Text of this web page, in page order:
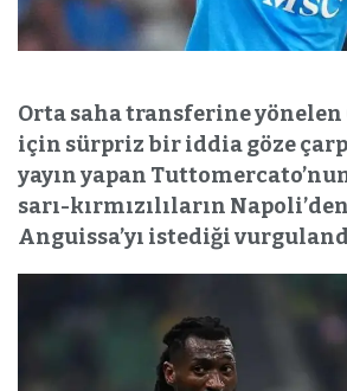
Orta saha transferine yönelen
için sürpriz bir iddia göze
yayın yapan
sarı-kırmızılıların
Anguissa’yı istediği